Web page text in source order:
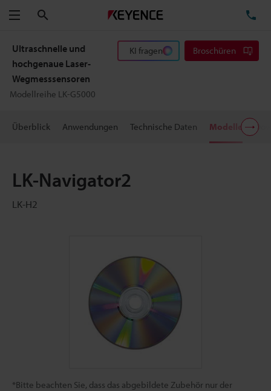
Menü
Ultraschnelle und
hochgenaue Laser-
Wegmesssensoren
Modellreihe LK-G5000
KI fragen Broschüren
Überblick Anwendungen Technische Daten Modelle
LK-Navigator2
LK-H2
*Bitte beachten Sie, dass das abgebildete Zubehör nur der